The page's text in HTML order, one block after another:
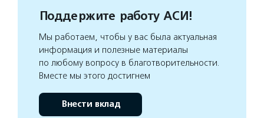
Поддержите работу АСИ!
Мы работаем, чтобы у вас была актуальная
информация и полезные материалы
по любому вопросу в благотворительности.
Вместе мы этого достигнем
Внести вклад